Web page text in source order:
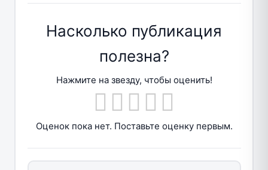
Насколько публикация
полезна?
Нажмите на звезду, чтобы оценить!
Оценок пока нет. Поставьте оценку первым.